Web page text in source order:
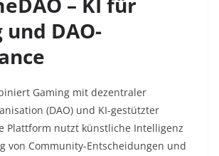
und DAO-
Gaming mit dezentraler
(DAO) und KI-gestützter
Plattform nutzt künstliche Intelligenz
von Community-Entscheidungen und